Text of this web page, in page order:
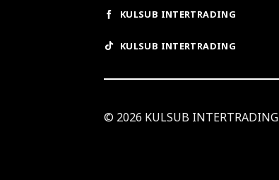
KULSUB INTERTRADING
KULSUB INTERTRADING
© 2026 KULSUB INTERTRADING